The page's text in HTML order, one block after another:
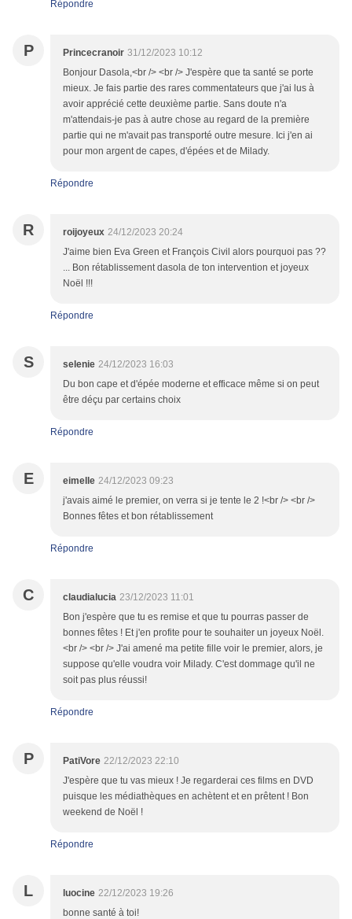
Répondre
P Princecranoir 31/12/2023 10:12
Bonjour Dasola,<br /> <br /> J'espère que ta santé se porte
mieux. Je fais partie des rares commentateurs que j'ai lus à
avoir apprécié cette deuxième partie. Sans doute n'a
m'attendais-je pas à autre chose au regard de la première
partie qui ne m'avait pas transporté outre mesure. Ici j'en ai
pour mon argent de capes, d'épées et de Milady.
Répondre
R roijoyeux 24/12/2023 20:24
J'aime bien Eva Green et François Civil alors pourquoi pas ??
... Bon rétablissement dasola de ton intervention et joyeux
Noël !!!
Répondre
S selenie 24/12/2023 16:03
Du bon cape et d'épée moderne et efficace même si on peut
être déçu par certains choix
Répondre
E eimelle 24/12/2023 09:23
j'avais aimé le premier, on verra si je tente le 2 !<br /> <br />
Bonnes fêtes et bon rétablissement
Répondre
C claudialucia 23/12/2023 11:01
Bon j'espère que tu es remise et que tu pourras passer de
bonnes fêtes ! Et j'en profite pour te souhaiter un joyeux Noël.
<br /> <br /> J'ai amené ma petite fille voir le premier, alors, je
suppose qu'elle voudra voir Milady. C'est dommage qu'il ne
soit pas plus réussi!
Répondre
P PatiVore 22/12/2023 22:10
J'espère que tu vas mieux ! Je regarderai ces films en DVD
puisque les médiathèques en achètent et en prêtent ! Bon
weekend de Noël !
Répondre
L luocine 22/12/2023 19:26
bonne santé à toi!